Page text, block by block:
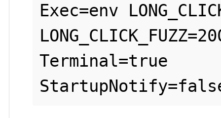
Exec=env
Terminal=true